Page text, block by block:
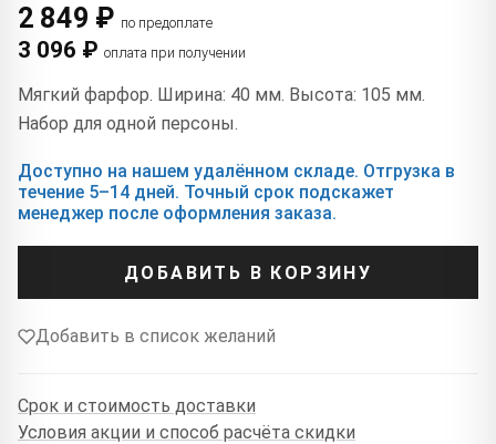
2 849 ₽ по предоплате
3 096 ₽ оплата при получении
Мягкий фарфор. Ширина: 40 мм. Высота: 105 мм.
Набор для одной персоны.
Доступно на нашем удалённом складе. Отгрузка в
течение 5–14 дней. Точный срок подскажет
менеджер после оформления заказа.
ДОБАВИТЬ В КОРЗИНУ
Добавить в список желаний
Срок и стоимость доставки
Условия акции и способ расчёта скидки